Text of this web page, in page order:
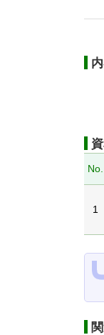
No.
1